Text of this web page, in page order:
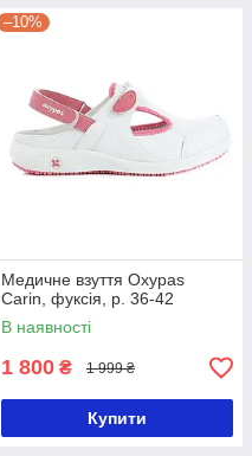
–10%
Медичне взуття Oxypas
Carin, фуксія, р. 36-42
В наявності
1 800 ₴ 1 999 ₴
Купити